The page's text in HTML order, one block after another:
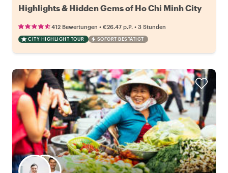
Highlights & Hidden Gems of Ho Chi Minh City
412 Bewertungen • €26.47 p.P. • 3 Stunden
CITY HIGHLIGHT TOUR SOFORT BESTÄTIGT